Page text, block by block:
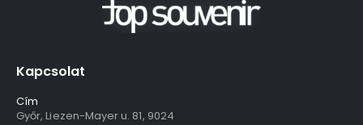
Kapcsolat
Cím
Győr, Liezen-Mayer u. 81, 9024